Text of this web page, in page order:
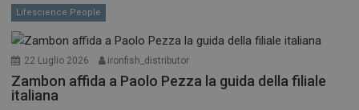
Lifescience People
22 Luglio 2026 ironfish_distributor
Zambon affida a Paolo Pezza la guida della filiale
italiana